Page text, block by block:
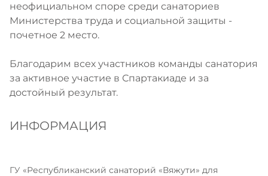
неофициальном споре среди санаториев
Министерства труда и социальной защиты -
почетное 2 место.
Благодарим всех участников команды санатория
за активное участие в Спартакиаде и за
достойный результат.
ИНФОРМАЦИЯ
ГУ «Республиканский санаторий «Вяжути» для